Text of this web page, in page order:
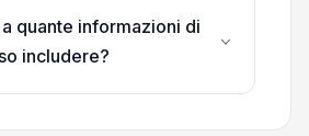
quante informazioni di
includere?